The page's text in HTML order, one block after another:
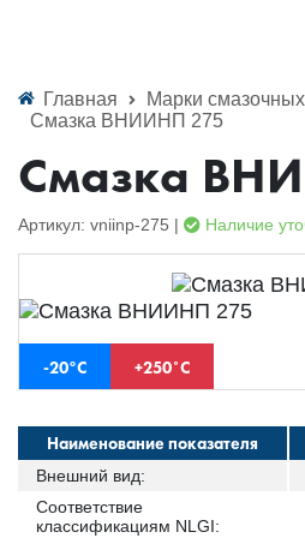
Главная Марки
Смазка ВНИИНП 275
Смазка
Артикул: vniinp-275 | Наличие
-20°С +250˚С
Наименование показателя
Внешний вид:
Соответствие
классификациям NLGI: